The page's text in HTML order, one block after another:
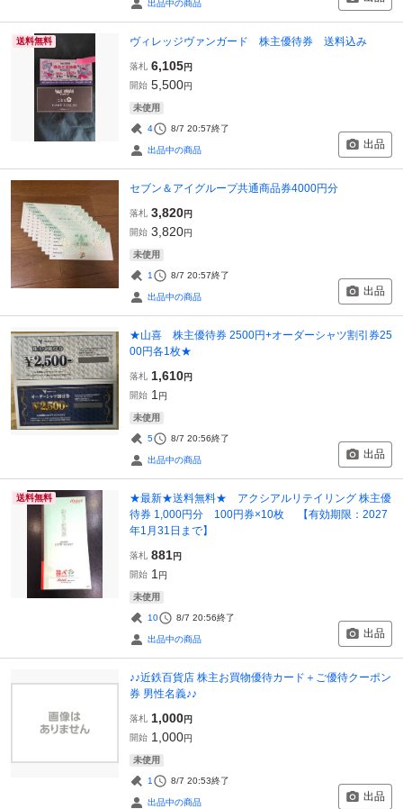
出品中の商品
送料無料 ヴィレッジヴァンガード 株主優待券 送料込み
落札 6,105円
開始 5,500円
未使用
4 8/7 20:57終了
出品中の商品 出品
セブン＆アイグループ共通商品券4000円分
落札 3,820円
開始 3,820円
未使用
1 8/7 20:57終了
出品中の商品 出品
★山喜 株主優待券 2500円+オーダーシャツ割引券25
00円各1枚★
落札 1,610円
開始 1 円
未使用
5 8/7 20:56終了
出品中の商品 出品
送料無料
★最新★送料無料★ アクシアルリテイリング 株主優
待券 1,000円分 100円券×10枚 【有効期限：2027
年1月31日まで】
落札 881円
開始 1 円
未使用
10 8/7 20:56終了
出品中の商品 出品
♪♪近鉄百貨店 株主お買物優待カード＋ご優待クーポン
券 男性名義♪♪
落札 1,000円
開始 1,000円
未使用
1 8/7 20:53終了
出品中の商品 出品